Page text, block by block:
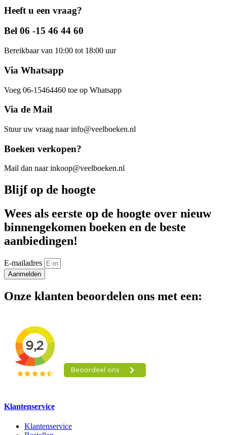
Heeft u een vraag?
Bel 06 -15 46 44 60
Bereikbaar van 10:00 tot 18:00 uur
Via Whatsapp
Voeg 06-15464460 toe op Whatsapp
Via de Mail
Stuur uw vraag naar info@veelboeken.nl
Boeken verkopen?
Mail dan naar inkoop@veelboeken.nl
Blijf op de hoogte
Wees als eerste op de hoogte over nieuw
binnengekomen boeken en de beste
aanbiedingen!
E-mailadres
Aanmelden
Onze klanten beoordelen ons met een:
Klantenservice
Klantenservice